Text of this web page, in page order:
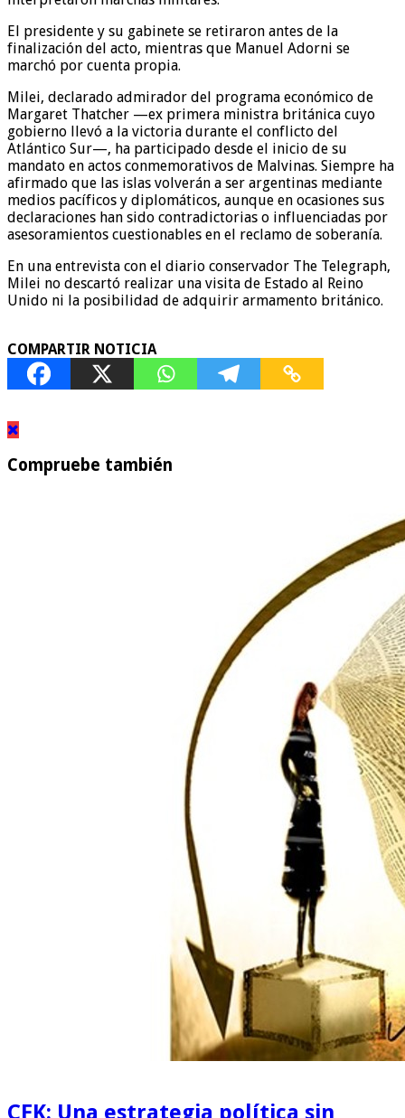
El presidente y su gabinete se retiraron antes de la
finalización del acto, mientras que Manuel Adorni se
marchó por cuenta propia.
Milei, declarado admirador del programa económico de
Margaret Thatcher —ex primera ministra británica cuyo
gobierno llevó a la victoria durante el conflicto del
Atlántico Sur—, ha participado desde el inicio de su
mandato en actos conmemorativos de Malvinas. Siempre ha
afirmado que las islas volverán a ser argentinas mediante
medios pacíficos y diplomáticos, aunque en ocasiones sus
declaraciones han sido contradictorias o influenciadas por
asesoramientos cuestionables en el reclamo de soberanía.
En una entrevista con el diario conservador The Telegraph,
Milei no descartó realizar una visita de Estado al Reino
Unido ni la posibilidad de adquirir armamento británico.
COMPARTIR NOTICIA
Compruebe también
CFK: Una estrategia política sin